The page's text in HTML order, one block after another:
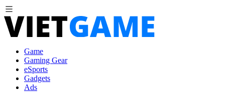
Game
Gaming Gear
eSports
Gadgets
Ads